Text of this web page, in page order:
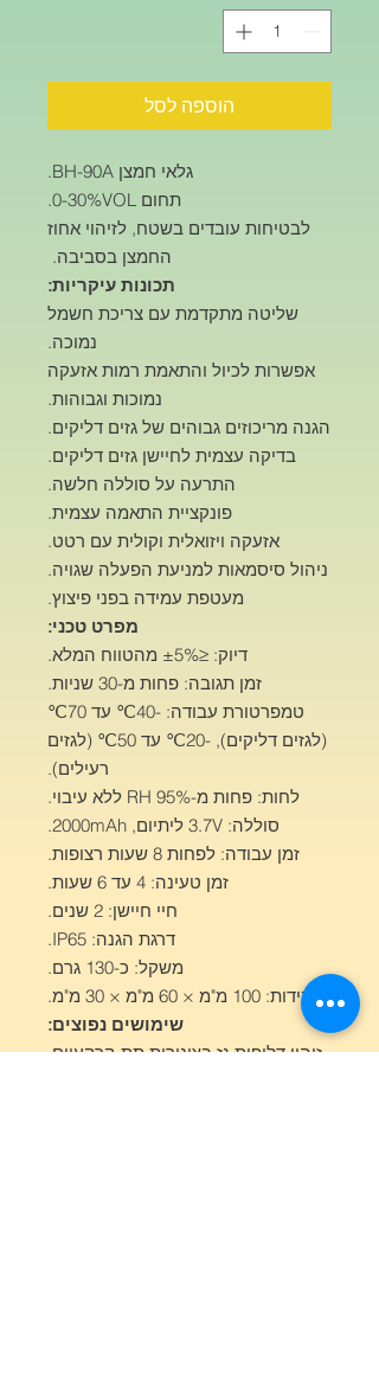
הוספה לסל
גלאי חמצן BH-90A.
תחום 0-30%VOL.
לבטיחות עובדים בשטח, לזיהוי אחוז
החמצן בסביבה.
תכונות עיקריות:
שליטה מתקדמת עם צריכת חשמל
נמוכה.
אפשרות לכיול והתאמת רמות אזעקה
נמוכות וגבוהות.
הגנה מריכוזים גבוהים של גזים דליקים.
בדיקה עצמית לחיישן גזים דליקים.
התרעה על סוללה חלשה.
פונקציית התאמה עצמית.
אזעקה ויזואלית וקולית עם רטט.
ניהול סיסמאות למניעת הפעלה שגויה.
מעטפת עמידה בפני פיצוץ.
מפרט טכני:
דיוק: ≤±5% מהטווח המלא.
זמן תגובה: פחות מ-30 שניות.
טמפרטורת עבודה: -40℃ עד 70℃
(לגזים דליקים), -20℃ עד 50℃ (לגזים
רעילים).
לחות: פחות מ-95% RH ללא עיבוי.
סוללה: 3.7V ליתיום, 2000mAh.
זמן עבודה: לפחות 8 שעות רצופות.
זמן טעינה: 4 עד 6 שעות.
חיי חיישן: 2 שנים.
דרגת הגנה: IP65.
משקל: כ-130 גרם.
מידות: 100 מ"מ × 60 מ"מ × 30 מ"מ.
שימושים נפוצים:
זיהוי דליפות גז בצינורות תת-קרקעיים.